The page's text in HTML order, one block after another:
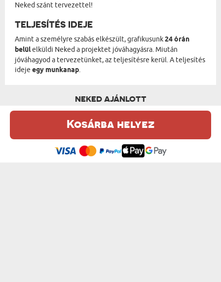
Kosárba helyez
Neked szánt tervezettel!
TELJESÍTÉS IDEJE
Amint a személyre szabás elkészült, grafikusunk24 órán
belülelküldi Neked a projektet jóváhagyásra. Miután
jóváhagyod a tervezetünket, az teljesítésre kerül. A teljesítés
ideje egy munkanap.
NEKED AJÁNLOTT
Ez a weboldal sütiket (cookie-kat) használ. A sütikről bővebben az
Adatvédelmi Szabályzatban olvashatsz.. Elfogadom